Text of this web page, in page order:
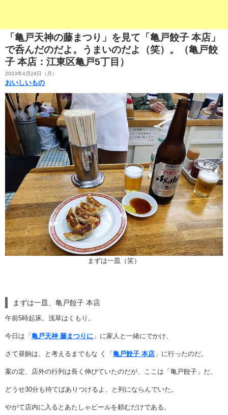
「亀戸天神の藤まつり」を見て「亀戸餃子 本店」
で呑んだのだよ。うまいのだよ（笑）。（亀戸餃
子 本店：江東区亀戸5丁目）
2023年4月24日（月）
おいしいもの
まずは一皿（笑）
まずは一皿、亀戸餃子 本店
午前5時起床。浅草はくもり。
今日は「 亀戸天神 藤まつりに 」に家人と一緒にでかけ、
さて昼餉は、と考えるまでもな く「 亀戸餃子 本店 」に行ったのだ。
案の定、店外の行列は長く伸びていたのだが、ここは「亀戸餃子」だ、
どうせ30分も待てばありつけるよ、と列にならんでいた。
やがて店内に入るとあたしゃビールを頼むだけである。